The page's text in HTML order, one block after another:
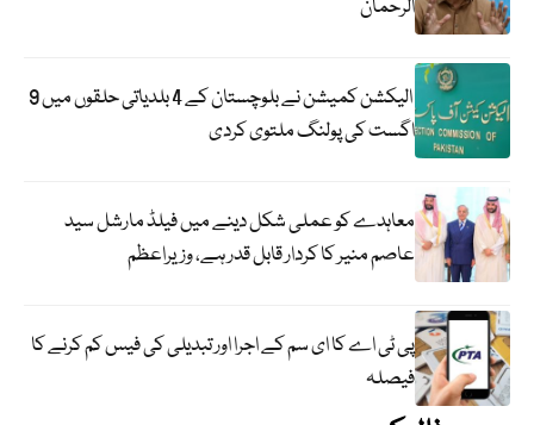
الرحمان
الیکشن کمیشن نے بلوچستان کے 4 بلدیاتی حلقوں میں 9
اگست کی پولنگ ملتوی کردی
معاہدے کو عملی شکل دینے میں فیلڈ مارشل سید
عاصم منیر کا کردار قابل قدر ہے، وزیراعظم
پی ٹی اے کا ای سم کے اجرا اور تبدیلی کی فیس کم کرنے کا
فیصلہ